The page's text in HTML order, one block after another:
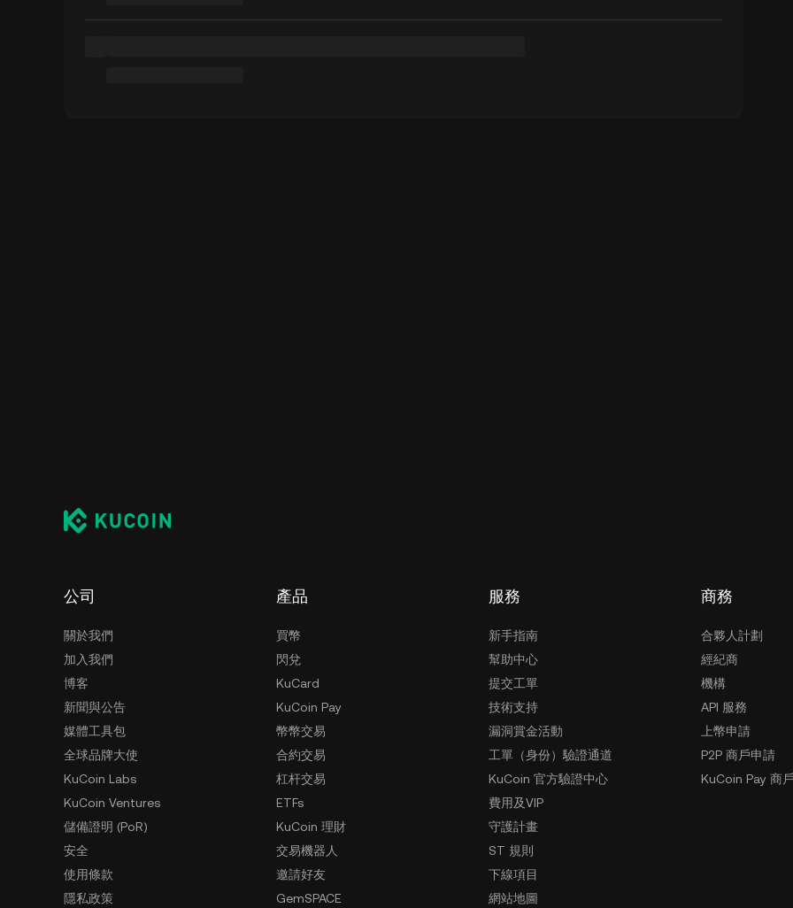
公司
關於我們
加入我們
博客
新聞與公告
媒體工具包
全球品牌大使
KuCoin Labs
KuCoin Ventures
儲備證明 (PoR)
安全
使用條款
隱私政策
產品
買幣
閃兌
KuCard
KuCoin Pay
幣幣交易
合約交易
杠杆交易
ETFs
KuCoin 理財
交易機器人
邀請好友
GemSPACE
服務
新手指南
幫助中心
提交工單
技術支持
漏洞賞金活動
工單（身份）驗證通道
KuCoin 官方驗證中心
費用及VIP
守護計畫
ST 規則
下線項目
網站地圖
商務
合夥人計劃
經紀商
機構
API 服務
上幣申請
P2P 商戶申請
KuCoin Pay 商